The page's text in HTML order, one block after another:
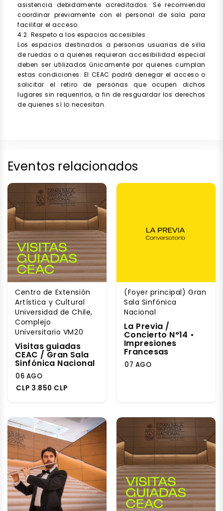
asistencia debidamente acreditados. Se recomienda
coordinar previamente con el personal de sala para
facilitar el acceso.
4.2. Respeto a los espacios accesibles
Los espacios destinados a personas usuarias de silla
de ruedas o a quienes requieran accesibilidad especial
deben ser utilizados únicamente por quienes cumplan
estas condiciones. El CEAC podrá denegar el acceso o
solicitar el retiro de personas que ocupen dichos
lugares sin requerirlos, a fin de resguardar los derechos
de quienes sí lo necesitan.
Eventos relacionados
Centro de Extensión
Artística y Cultural
Universidad de Chile,
Complejo
Universitario VM20
Visitas guiadas
CEAC / Gran Sala
Sinfónica Nacional
06 AGO
CLP 3.850 CLP
(Foyer principal) Gran
Sala Sinfónica
Nacional
La Previa /
Concierto N°14 •
Impresiones
Francesas
07 AGO